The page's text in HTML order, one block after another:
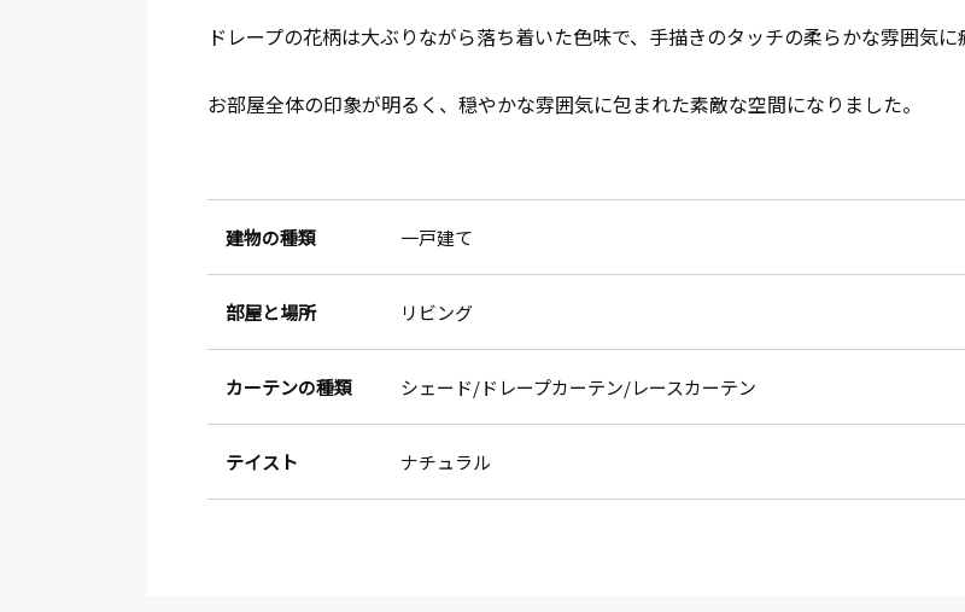
ドレープの花柄は大ぶりながら落ち着いた色味で、手描きのタッチの柔らかな雰囲気に
お部屋全体の印象が明るく、穏やかな雰囲気に包まれた素敵な空間になりました。
建物の種類 一戸建て
部屋と場所 リビング
カーテンの種類 シェード ドレープカーテン レースカーテン
テイスト ナチュラル